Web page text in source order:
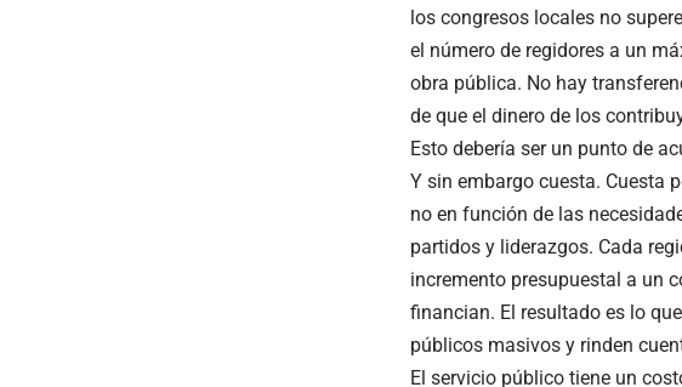
los congresos locales no
el número de regidores a un
obra pública. No hay
de que el dinero de los
Esto debería ser un punto de
Y sin embargo cuesta. Cuesta
no en función de las
partidos y liderazgos. Cada
incremento presupuestal a un
financian. El resultado es lo
públicos masivos y rinden
El servicio público tiene un